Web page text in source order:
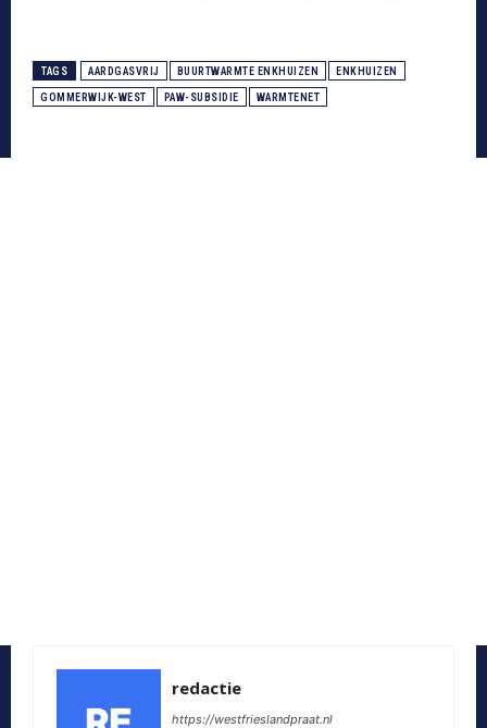
TAGS AARDGASVRIJ BUURTWARMTE ENKHUIZEN ENKHUIZEN
GOMMERWIJK-WEST PAW-SUBSIDIE WARMTENET
redactie
https://westfrieslandpraat.nl